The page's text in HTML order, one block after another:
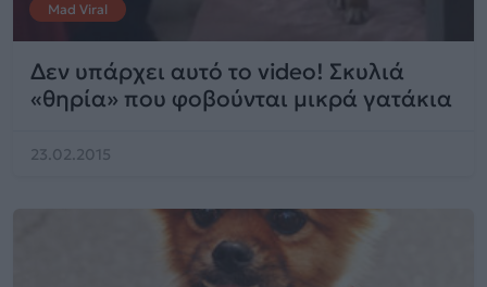
Mad Viral
Δεν υπάρχει αυτό το video! Σκυλιά
«θηρία» που φοβούνται μικρά γατάκια
23.02.2015